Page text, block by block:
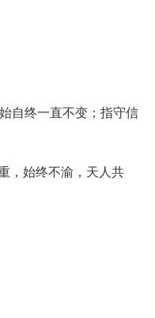
自终一直不变；指守信
，始终不渝，天人共